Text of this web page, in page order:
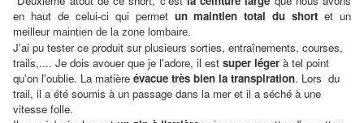
en haut de celui-ci qui permet un maintien total du shortet un
meilleur maintien de la zone lombaire.
J'ai pu tester ce produit sur plusieurs sorties, entraînements, courses,
trails,.... Je dois avouer que je l'adore, il est super léger à tel point
qu'on l'oublie. La matière évacue très bien la transpiration. Lors du
trail, il a été soumis à un passage dans la mer et il a séché à une
vitesse folle.